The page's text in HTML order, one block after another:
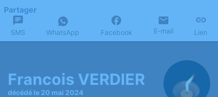
Partager
SMS WhatsApp Facebook E-mail Lien
Francois VERDIER
décédé le 20 mai 2024